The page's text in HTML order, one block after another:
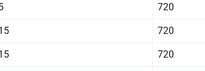
720
720
720